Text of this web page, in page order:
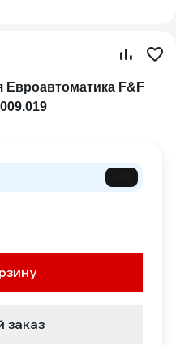
Евроавтоматика F&F
заказ